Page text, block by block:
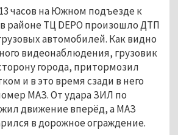
13 часов на Южном подъезде к
районе ТЦ DEPO произошло ДТП
автомобилей. Как видно
видеонаблюдения, грузовик
города, притормозил
и в это время сзади в него
МАЗ. От удара ЗИЛ по
движение вперёд, а МАЗ
в дорожное ограждение.